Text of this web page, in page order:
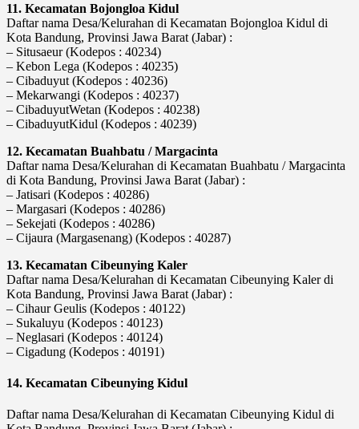
11. Kecamatan Bojongloa Kidul
Daftar nama Desa/Kelurahan di Kecamatan Bojongloa Kidul di
Kota Bandung, Provinsi Jawa Barat (Jabar) :
– Situsaeur (Kodepos : 40234)
– Kebon Lega (Kodepos : 40235)
– Cibaduyut (Kodepos : 40236)
– Mekarwangi (Kodepos : 40237)
– CibaduyutWetan (Kodepos : 40238)
– CibaduyutKidul (Kodepos : 40239)
12. Kecamatan Buahbatu / Margacinta
Daftar nama Desa/Kelurahan di Kecamatan Buahbatu / Margacinta
di Kota Bandung, Provinsi Jawa Barat (Jabar) :
– Jatisari (Kodepos : 40286)
– Margasari (Kodepos : 40286)
– Sekejati (Kodepos : 40286)
– Cijaura (Margasenang) (Kodepos : 40287)
13. Kecamatan Cibeunying Kaler
Daftar nama Desa/Kelurahan di Kecamatan Cibeunying Kaler di
Kota Bandung, Provinsi Jawa Barat (Jabar) :
– Cihaur Geulis (Kodepos : 40122)
– Sukaluyu (Kodepos : 40123)
– Neglasari (Kodepos : 40124)
– Cigadung (Kodepos : 40191)
14. Kecamatan Cibeunying Kidul
Daftar nama Desa/Kelurahan di Kecamatan Cibeunying Kidul di